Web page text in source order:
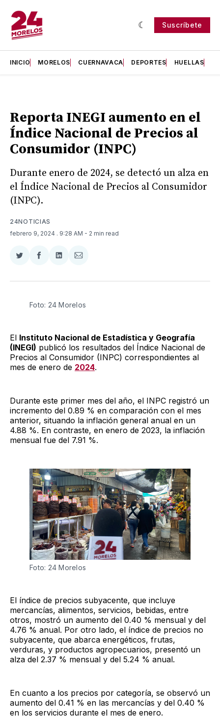
Suscríbete
INICIO MORELOS CUERNAVACA DEPORTES HUELLAS
Reporta INEGI aumento en el
Índice Nacional de Precios al
Consumidor (INPC)
Durante enero de 2024, se detectó un alza en
el Índice Nacional de Precios al Consumidor
(INPC).
24NOTICIAS
febrero 9, 2024 . 9:28 AM - 2 min read
Compartir
Twitter
Compartir
Facebook
Compartir
LinkedIn
Compartir
Email
Foto: 24 Morelos
El Instituto Nacional de Estadística y Geografía
(INEGI) publicó los resultados del Índice Nacional de
Precios al Consumidor (INPC) correspondientes al
mes de enero de 2024.
Durante este primer mes del año, el INPC registró un
incremento del 0.89 % en comparación con el mes
anterior, situando la inflación general anual en un
4.88 %. En contraste, en enero de 2023, la inflación
mensual fue del 7.91 %.
Foto: 24 Morelos
El índice de precios subyacente, que incluye
mercancías, alimentos, servicios, bebidas, entre
otros, mostró un aumento del 0.40 % mensual y del
4.76 % anual. Por otro lado, el índice de precios no
subyacente, que abarca energéticos, frutas,
verduras, y productos agropecuarios, presentó un
alza del 2.37 % mensual y del 5.24 % anual.
En cuanto a los precios por categoría, se observó un
aumento del 0.41 % en las mercancías y del 0.40 %
en los servicios durante el mes de enero.